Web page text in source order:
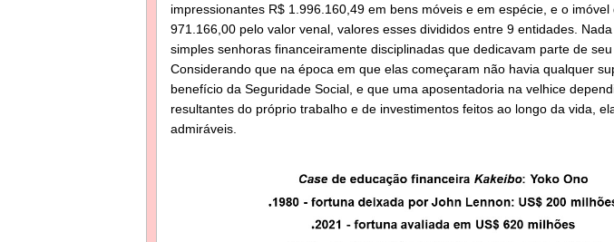
impressionantes R$ 1.996.160,49 em bens móveis e em espécie, e o
971.166,00 pelo valor venal, valores esses divididos entre 9 entidades.
simples senhoras financeiramente disciplinadas que dedicavam parte de
Considerando que na época em que elas começaram não havia qualquer
benefício da Seguridade Social, e que uma aposentadoria na velhice
resultantes do próprio trabalho e de investimentos feitos ao longo da vida,
admiráveis.